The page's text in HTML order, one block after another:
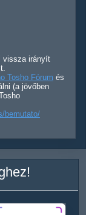
vissza irányít
Tosho Fórum és
(a jövőben
bemutato/